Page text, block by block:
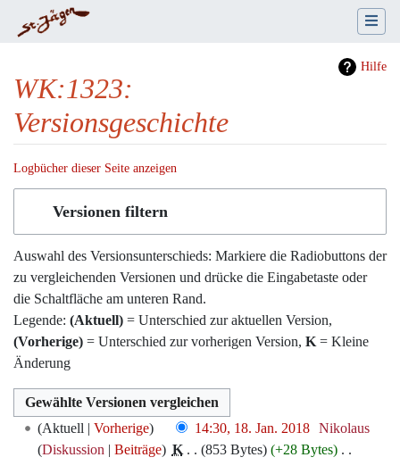
Hilfe
WK:1323:
Versionsgeschichte
Logbücher dieser Seite anzeigen
Wechseln zu:Navigation,Suche
Versionen filtern
Auswahl des Versionsunterschieds: Markiere die Radiobuttons der
zu vergleichenden Versionen und drücke die Eingabetaste oder
die Schaltfläche am unteren Rand.
Legende: (Aktuell) = Unterschied zur aktuellen Version,
(Vorherige) = Unterschied zur vorherigen Version, K = Kleine
Änderung
18.
Januar
Aktuell Vorherige 14:30, 18. Jan. 2018‎ Nikolaus
Diskussion
Beiträge K 853 Bytes +28 Bytes ‎